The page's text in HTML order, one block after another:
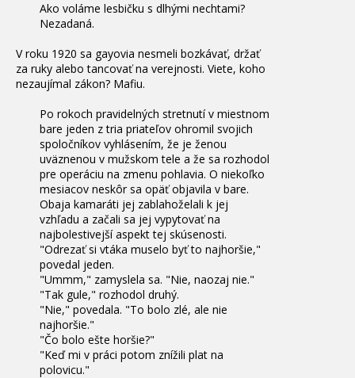
Ako voláme lesbičku s dlhými nechtami?
Nezadaná.
V roku 1920 sa gayovia nesmeli bozkávať, držať
za ruky alebo tancovať na verejnosti. Viete, koho
nezaujímal zákon? Mafiu.
Po rokoch pravidelných stretnutí v miestnom
bare jeden z tria priateľov ohromil svojich
spoločníkov vyhlásením, že je ženou
uväznenou v mužskom tele a že sa rozhodol
pre operáciu na zmenu pohlavia. O niekoľko
mesiacov neskôr sa opäť objavila v bare.
Obaja kamaráti jej zablahoželali k jej
vzhľadu a začali sa jej vypytovať na
najbolestivejší aspekt tej skúsenosti.
"Odrezať si vtáka muselo byť to najhoršie,"
povedal jeden.
"Ummm," zamyslela sa. "Nie, naozaj nie."
"Tak gule," rozhodol druhý.
"Nie," povedala. "To bolo zlé, ale nie
najhoršie."
"Čo bolo ešte horšie?"
"Keď mi v práci potom znížili plat na
polovicu."